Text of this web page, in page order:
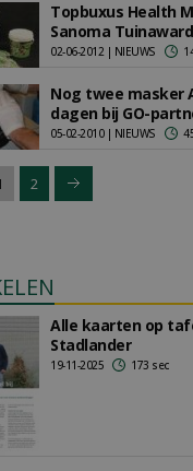
Topbuxus Health
Sanoma Tuinaward
02-06-2012 | NIEUWS
Nog twee masker
dagen bij GO-
05-02-2010 | NIEUWS
2
Alle kaarten op
Stadlander
19-11-2025 173 sec